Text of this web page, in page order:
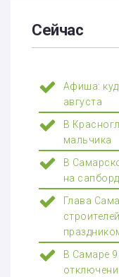
Сейчас
Афиша:
августа
В
мальчика
В
на
Глава
В Самаре